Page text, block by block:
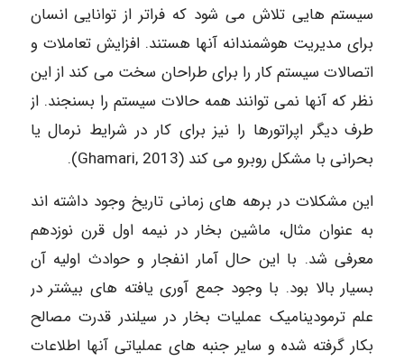
سیستم هایی تلاش می شود که فراتر از توانایی انسان
برای مدیریت هوشمندانه آنها هستند. افزایش تعاملات و
اتصالات سیستم کار را برای طراحان سخت می کند از این
نظر که آنها نمی توانند همه حالات سیستم را بسنجند. از
طرف دیگر اپراتورها را نیز برای کار در شرایط نرمال یا
بحرانی با مشکل روبرو می کند (Ghamari, 2013).
این مشکلات در برهه های زمانی تاریخ وجود داشته اند
به عنوان مثال، ماشین بخار در نیمه اول قرن نوزدهم
معرفی شد. با این حال آمار انفجار و حوادث اولیه آن
بسیار بالا بود. با وجود جمع آوری یافته های بیشتر در
علم ترمودینامیک عملیات بخار در سیلندر قدرت مصالح
بکار گرفته شده و سایر جنبه های عملیاتی آنها اطلاعات